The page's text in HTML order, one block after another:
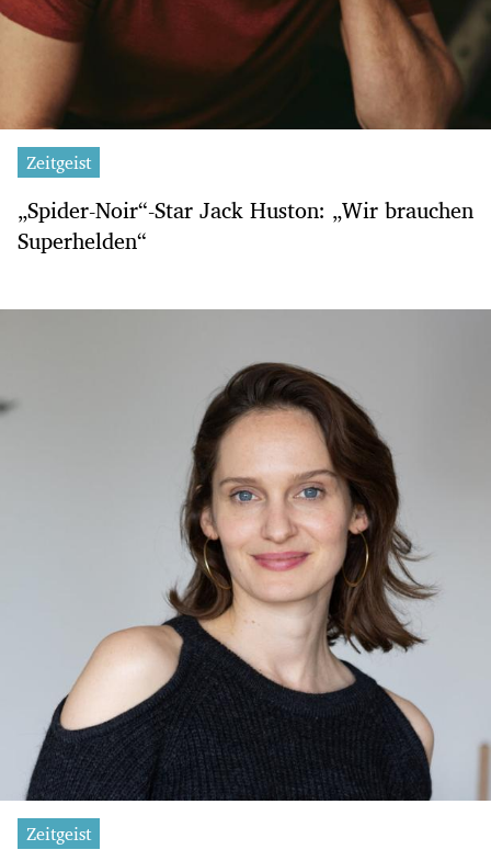
Zeitgeist
„Spider-Noir“-Star Jack Huston: „Wir brauchen
Superhelden“
Zeitgeist